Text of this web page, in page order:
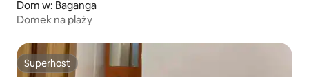
Dom w: Baganga
Domek na plaży
Superhost
Superhost